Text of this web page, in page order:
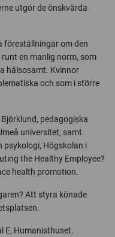
utgör de önskvärda
föreställningar om den
en manlig norm, som
hälsosamt. Kvinnor
och som i större
pedagogiska
universitet, samt
psykologi, Högskolan i
the Healthy Employee?
health promotion.
Att styra könade
E, Humanisthuset.